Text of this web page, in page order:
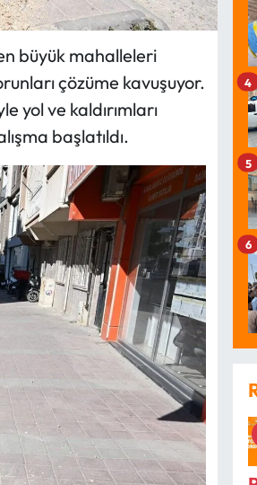
büyük mahalleleri
çözüme kavuşuyor.
yol ve kaldırımları
başlatıldı.
4
5
6